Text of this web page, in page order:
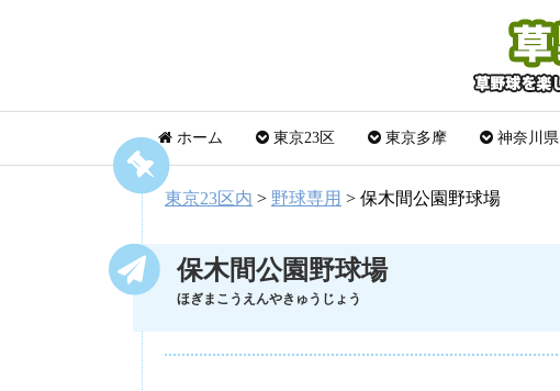
ホーム 東京23区 東京多摩 神奈川県
東京23区内 > 野球専用 > 保木間公園野球場
保木間公園野球場
ほぎまこうえんやきゅうじょう